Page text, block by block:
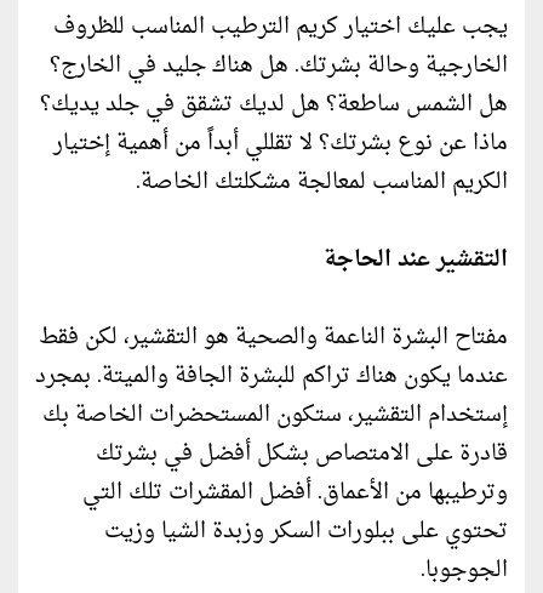
يجب عليك اختيار كريم الترطيب المناسب للظروف
الخارجية وحالة بشرتك. هل هناك جليد في الخارج؟
هل الشمس ساطعة؟ هل لديك تشقق في جلد يديك؟
ماذا عن نوع بشرتك؟ لا تقللي أبداً من أهمية إختيار
الكريم المناسب لمعالجة مشكلتك الخاصة.
التقشير عند الحاجة
مفتاح البشرة الناعمة والصحية هو التقشير، لكن فقط
عندما يكون هناك تراكم للبشرة الجافة والميتة. بمجرد
إستخدام التقشير، ستكون المستحضرات الخاصة بك
قادرة على الامتصاص بشكل أفضل في بشرتك
وترطيبها من الأعماق. أفضل المقشرات تلك التي
تحتوي على ببلورات السكر وزبدة الشيا وزيت
الجوجوبا.